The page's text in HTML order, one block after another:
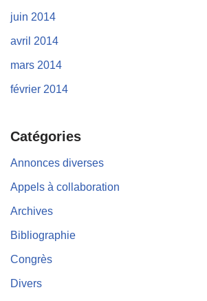
juin 2014
avril 2014
mars 2014
février 2014
Catégories
Annonces diverses
Appels à collaboration
Archives
Bibliographie
Congrès
Divers